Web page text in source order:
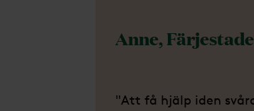
Anne,
"Att få hjälp iden